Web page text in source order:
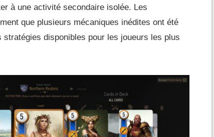
à une activité secondaire isolée. Les
que plusieurs mécaniques inédites ont été
stratégies disponibles pour les joueurs les plus